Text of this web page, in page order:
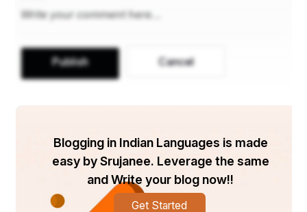
Publish Cancel
Blogging in Indian Languages is made
easy by Srujanee. Leverage the same
and Write your blog now!!
Get Started